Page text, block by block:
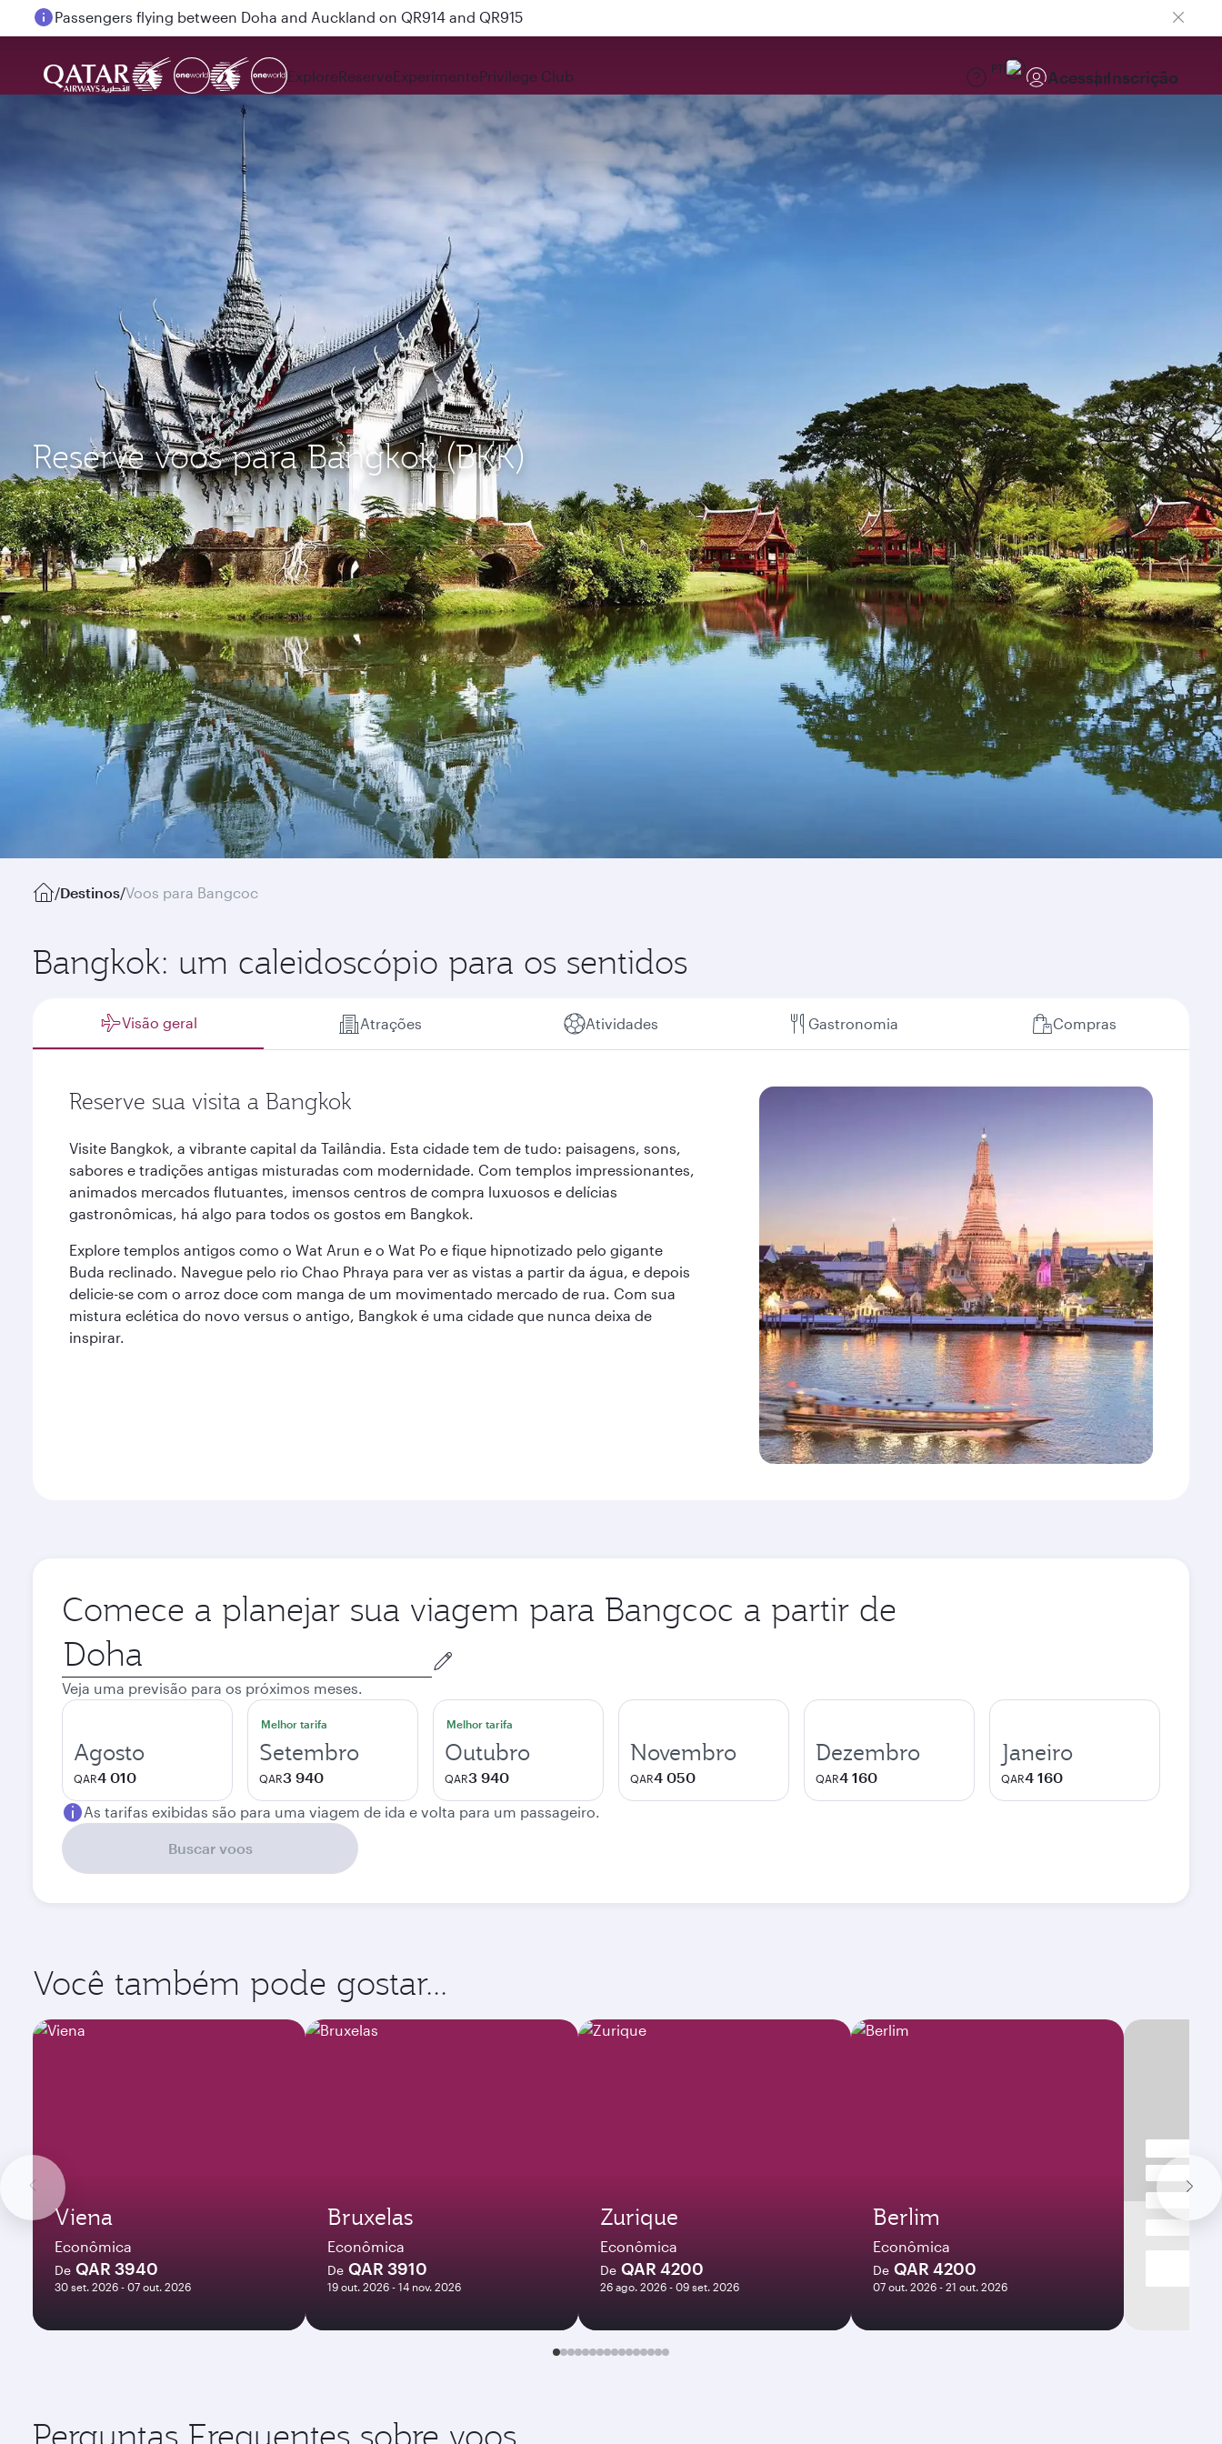
Passengers flying between Doha and Auckland on QR914 and QR915
ExploreReserveExperimentePrivilege Club PT AcessarInscrição
Reserve voos para Bangkok (BKK)
/Destinos/Voos para Bangcoc
Bangkok: um caleidoscópio para os sentidos
Visão geral Atrações Atividades Gastronomia Compras
Reserve sua visita a Bangkok
Visite Bangkok, a vibrante capital da Tailândia. Esta cidade tem de tudo: paisagens, sons,
sabores e tradições antigas misturadas com modernidade. Com templos impressionantes,
animados mercados flutuantes, imensos centros de compra luxuosos e delícias
gastronômicas, há algo para todos os gostos em Bangkok.
Explore templos antigos como o Wat Arun e o Wat Po e fique hipnotizado pelo gigante
Buda reclinado. Navegue pelo rio Chao Phraya para ver as vistas a partir da água, e depois
delicie-se com o arroz doce com manga de um movimentado mercado de rua. Com sua
mistura eclética do novo versus o antigo, Bangkok é uma cidade que nunca deixa de
inspirar.
Comece a planejar sua viagem para Bangcoc a partir de
Cidade
de
origem
Veja uma previsão para os próximos meses.
Agosto
QAR4 010
Melhor tarifa
Setembro
QAR3 940
Melhor tarifa
Outubro
QAR3 940
Novembro
QAR4 050
Dezembro
QAR4 160
Janeiro
QAR4 160
As tarifas exibidas são para uma viagem de ida e volta para um passageiro.
Buscar voos
Você também pode gostar...
Viena
Econômica
De QAR 3940
30 set. 2026 - 07 out. 2026
Bruxelas
Econômica
De QAR 3910
19 out. 2026 - 14 nov. 2026
Zurique
Econômica
De QAR 4200
26 ago. 2026 - 09 set. 2026
Berlim
Econômica
De QAR 4200
07 out. 2026 - 21 out. 2026
Perguntas Frequentes sobre voos